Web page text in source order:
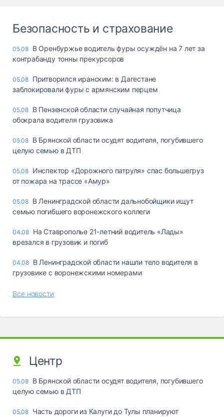
Безопасность и страхование
05.08 В Оренбуржье водитель фуры осуждён на 7 лет за
контрабанду тонны прекурсоров
05.08 Притворился иранским: в Дагестане
заблокировали фуры с армянским перцем
05.08 В Пензенской области случайная попутчица
обокрала водителя грузовика
05.08 В Брянской области осудят водителя, погубившего
целую семью в ДТП
05.08 Инспектор «Дорожного патруля» спас большегруз
от пожара на трассе «Амур»
05.08 В Ленинградской области дальнобойщики ищут
семью погибшего воронежского коллеги
04.08 На Ставрополье 21-летний водитель «Лады»
врезался в грузовик и погиб
04.08 В Ленинградской области нашли тело водителя в
грузовике с воронежскими номерами
Все новости
Центр
05.08 В Брянской области осудят водителя, погубившего
целую семью в ДТП
05.08 Часть дороги из Калуги до Тулы планируют